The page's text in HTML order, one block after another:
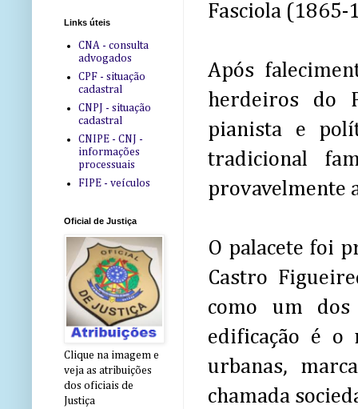
Fasciola (1865-
Após
herdeiros do
pianista e
tradicional
provavelmente
O palacete foi
Castro
como um dos
edificação é o
urbanas,
chamada
Links úteis
CNA - consulta
advogados
CPF - situação
cadastral
CNPJ - situação
cadastral
CNIPE - CNJ -
informações
processuais
FIPE - veículos
Oficial de Justiça
Clique na imagem e
veja as atribuições
dos oficiais de
Justiça